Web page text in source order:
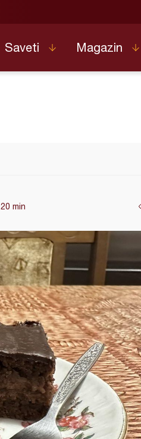
Saveti Magazin
20 min